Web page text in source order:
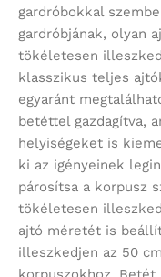
gardróbokkal
gardróbjának, olyan
tökéletesen
klasszikus teljes
egyaránt
betéttel gazdagítva,
helyiségeket is
ki az igényeinek
párosítsa a korpusz
tökéletesen
ajtó méretét is
illeszkedjen az 50